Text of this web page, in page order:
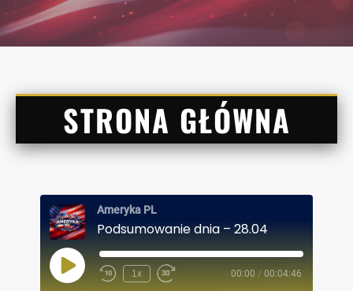
STRONA GŁÓWNA
Ameryka PL
Podsumowanie dnia – 28.04
P
L
1x 00:00 / 00:04:46